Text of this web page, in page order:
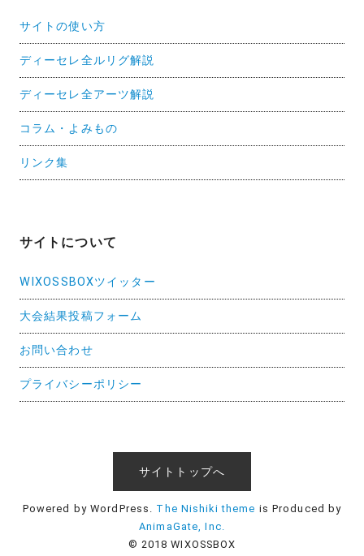
サイトの使い方
ディーセレ全ルリグ解説
ディーセレ全アーツ解説
コラム・よみもの
リンク集
サイトについて
WIXOSSBOXツイッター
大会結果投稿フォーム
お問い合わせ
プライバシーポリシー
サイトトップへ
Powered by WordPress. The Nishiki theme is Produced by
AnimaGate, Inc.
© 2018 WIXOSSBOX